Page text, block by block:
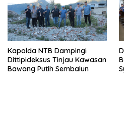
Kapolda NTB Dampingi
Dittipideksus Tinjau Kawasan
Bawang Putih Sembalun